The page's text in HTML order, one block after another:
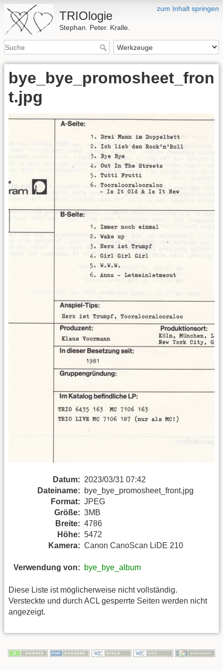
zum Inhalt springen
TRIOlogie
Stephan. Peter. Kralle.
bye_bye_promosheet_fron
t.jpg
Datum: 2023/03/31 07:42
Dateiname:
bye_bye_promosheet_front.jpg
Format: JPEG
Größe: 3MB
Breite: 4786
Höhe: 5472
Kamera: Canon CanoScan LiDE 210
Verwendung von: bye_bye_album
Diese Liste ist möglicherweise nicht vollständig.
Versteckte und durch ACL gesperrte Seiten werden nicht
angezeigt.